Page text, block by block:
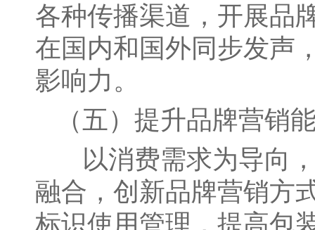
各种传播渠道，开展品
在国内和国外同步发声
影响力。
（五）提升品牌营销
以消费需求为导向
融合，创新品牌营销方
标识使用管理，提高包